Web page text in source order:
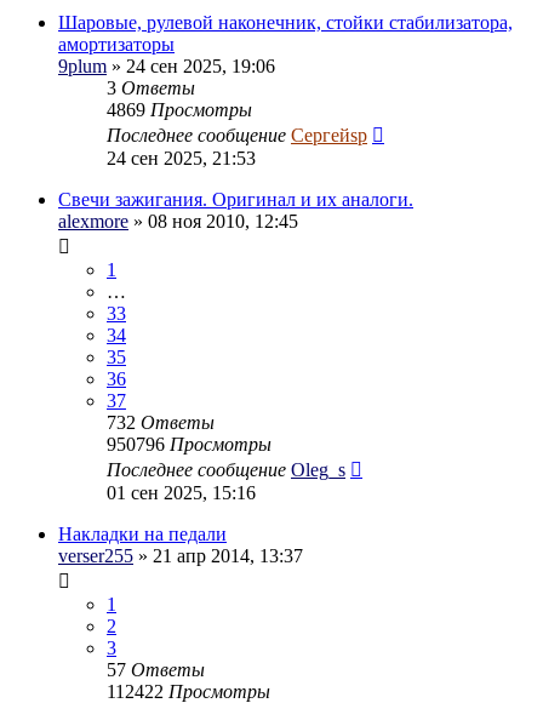
Шаровые, рулевой наконечник, стойки стабилизатора,
амортизаторы
9plum » 24 сен 2025, 19:06
3 Ответы
4869 Просмотры
Последнее сообщение Сергейsp
24 сен 2025, 21:53
Свечи зажигания. Оригинал и их аналоги.
alexmore » 08 ноя 2010, 12:45
1
…
33
34
35
36
37
732 Ответы
950796 Просмотры
Последнее сообщение Oleg_s
01 сен 2025, 15:16
Накладки на педали
verser255 » 21 апр 2014, 13:37
1
2
3
57 Ответы
112422 Просмотры